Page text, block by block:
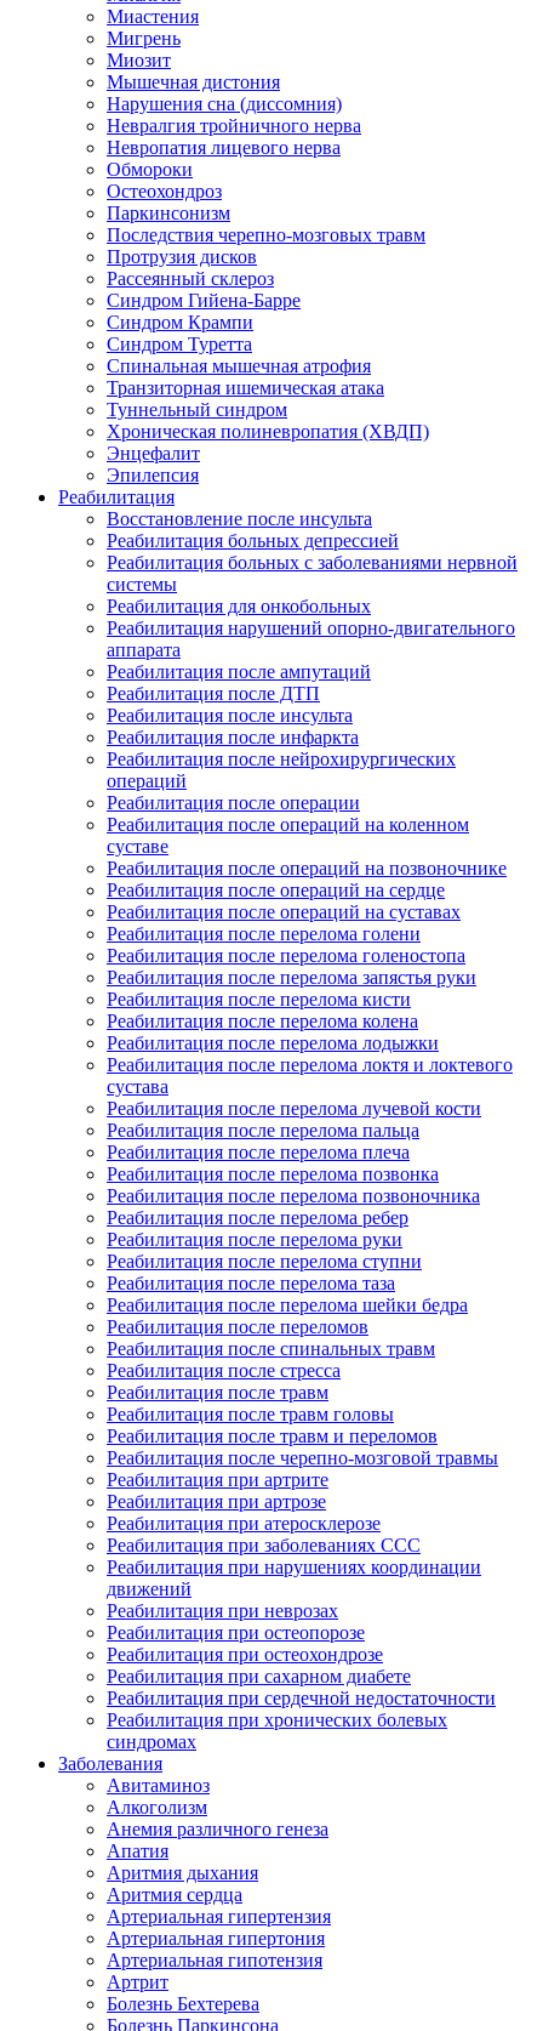
Миастения
Мигрень
Миозит
Мышечная дистония
Нарушения сна (диссомния)
Невралгия тройничного нерва
Невропатия лицевого нерва
Обмороки
Остеохондроз
Паркинсонизм
Последствия черепно-мозговых травм
Протрузия дисков
Рассеянный склероз
Синдром Гийена-Барре
Синдром Крампи
Синдром Туретта
Спинальная мышечная атрофия
Транзиторная ишемическая атака
Туннельный синдром
Хроническая полиневропатия (ХВДП)
Энцефалит
Эпилепсия
Реабилитация
Восстановление после инсульта
Реабилитация больных депрессией
Реабилитация больных с заболеваниями нервной
системы
Реабилитация для онкобольных
Реабилитация нарушений опорно-двигательного
аппарата
Реабилитация после ампутаций
Реабилитация после ДТП
Реабилитация после инсульта
Реабилитация после инфаркта
Реабилитация после нейрохирургических
операций
Реабилитация после операции
Реабилитация после операций на коленном
суставе
Реабилитация после операций на позвоночнике
Реабилитация после операций на сердце
Реабилитация после операций на суставах
Реабилитация после перелома голени
Реабилитация после перелома голеностопа
Реабилитация после перелома запястья руки
Реабилитация после перелома кисти
Реабилитация после перелома колена
Реабилитация после перелома лодыжки
Реабилитация после перелома локтя и локтевого
сустава
Реабилитация после перелома лучевой кости
Реабилитация после перелома пальца
Реабилитация после перелома плеча
Реабилитация после перелома позвонка
Реабилитация после перелома позвоночника
Реабилитация после перелома ребер
Реабилитация после перелома руки
Реабилитация после перелома ступни
Реабилитация после перелома таза
Реабилитация после перелома шейки бедра
Реабилитация после переломов
Реабилитация после спинальных травм
Реабилитация после стресса
Реабилитация после травм
Реабилитация после травм головы
Реабилитация после травм и переломов
Реабилитация после черепно-мозговой травмы
Реабилитация при артрите
Реабилитация при артрозе
Реабилитация при атеросклерозе
Реабилитация при заболеваниях ССС
Реабилитация при нарушениях координации
движений
Реабилитация при неврозах
Реабилитация при остеопорозе
Реабилитация при остеохондрозе
Реабилитация при сахарном диабете
Реабилитация при сердечной недостаточности
Реабилитация при хронических болевых
синдромах
Заболевания
Авитаминоз
Алкоголизм
Анемия различного генеза
Апатия
Аритмия дыхания
Аритмия сердца
Артериальная гипертензия
Артериальная гипертония
Артериальная гипотензия
Артрит
Болезнь Бехтерева
Болезнь Паркинсона